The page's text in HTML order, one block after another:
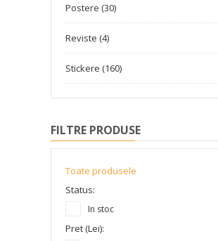
Postere (30)
Reviste (4)
Stickere (160)
FILTRE PRODUSE
Toate produsele
Status:
In stoc
Pret (Lei):